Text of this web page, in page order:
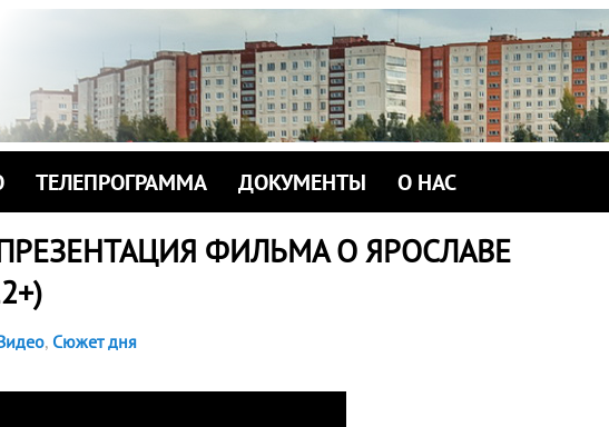
ТЕЛЕПРОГРАММА ДОКУМЕНТЫ О НАС
ФИЛЬМА О ЯРОСЛАВЕ
, Сюжет дня